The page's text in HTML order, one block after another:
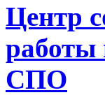
Центр
работы
СПО